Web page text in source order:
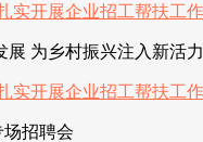
展 为乡村振兴注入新活力
场招聘会